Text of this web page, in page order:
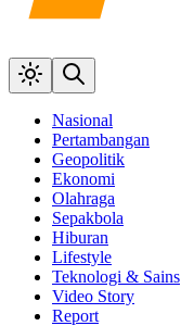
Nasional
Pertambangan
Geopolitik
Ekonomi
Olahraga
Sepakbola
Hiburan
Lifestyle
Teknologi & Sains
Video Story
Report